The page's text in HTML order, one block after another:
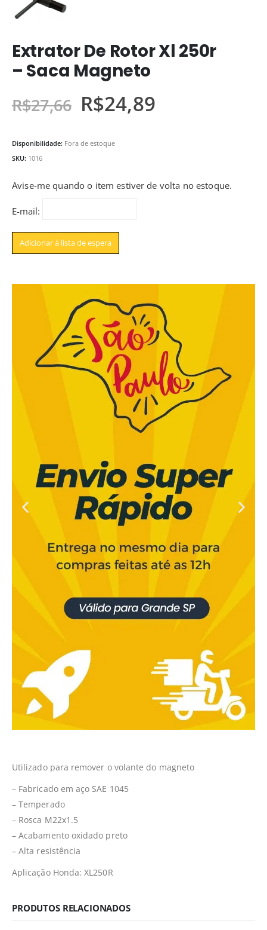
Extrator De Rotor Xl 250r
– Saca Magneto
R$27,66 R$24,89
Disponibilidade: Fora de estoque
SKU: 1016
Avise-me quando o item estiver de volta no estoque.
E-mail:
Utilizado para remover o volante do magneto
– Fabricado em aço SAE 1045
– Temperado
– Rosca M22x1.5
– Acabamento oxidado preto
– Alta resistência
Aplicação Honda: XL250R
PRODUTOS RELACIONADOS